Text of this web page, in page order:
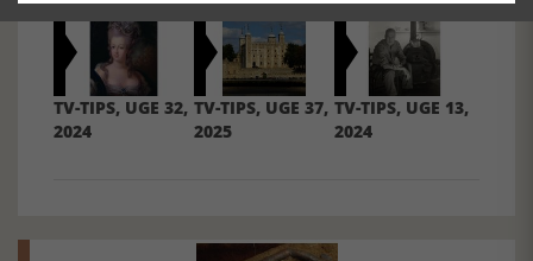
TV-TIPS, UGE 32,
2024
TV-TIPS, UGE 37,
2025
TV-TIPS, UGE 13,
2024